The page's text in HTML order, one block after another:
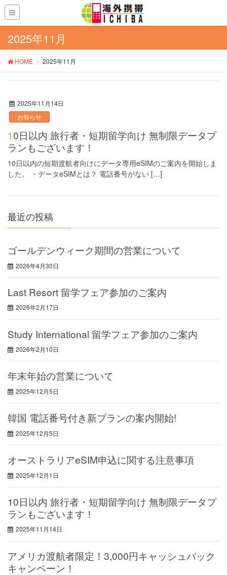
2025年11月
HOME 2025年11月
2025年11月14日
お知らせ
10日以内 旅行者・短期留学向け 無制限データプ
ランもございます！
10日以内の短期渡航者向けにデータ専用eSIMのご案内を開始しま
した。 ・データeSIMとは？ 電話番号がない […]
最近の投稿
ゴールデンウィーク期間の営業について
2026年4月30日
Last Resort 留学フェア参加のご案内
2026年2月17日
Study International 留学フェア参加のご案内
2026年2月10日
年末年始の営業について
2025年12月5日
韓国 電話番号付き新プランの案内開始!
2025年12月5日
オーストラリアeSIM申込に関する注意事項
2025年12月1日
10日以内 旅行者・短期留学向け 無制限データプ
ランもございます！
2025年11月14日
アメリカ渡航者限定！3,000円キャッシュバック
キャンペーン！